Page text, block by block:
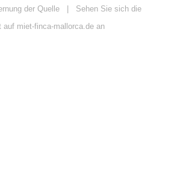
der Quelle
Sehen Sie sich die
auf miet-finca-mallorca.de an